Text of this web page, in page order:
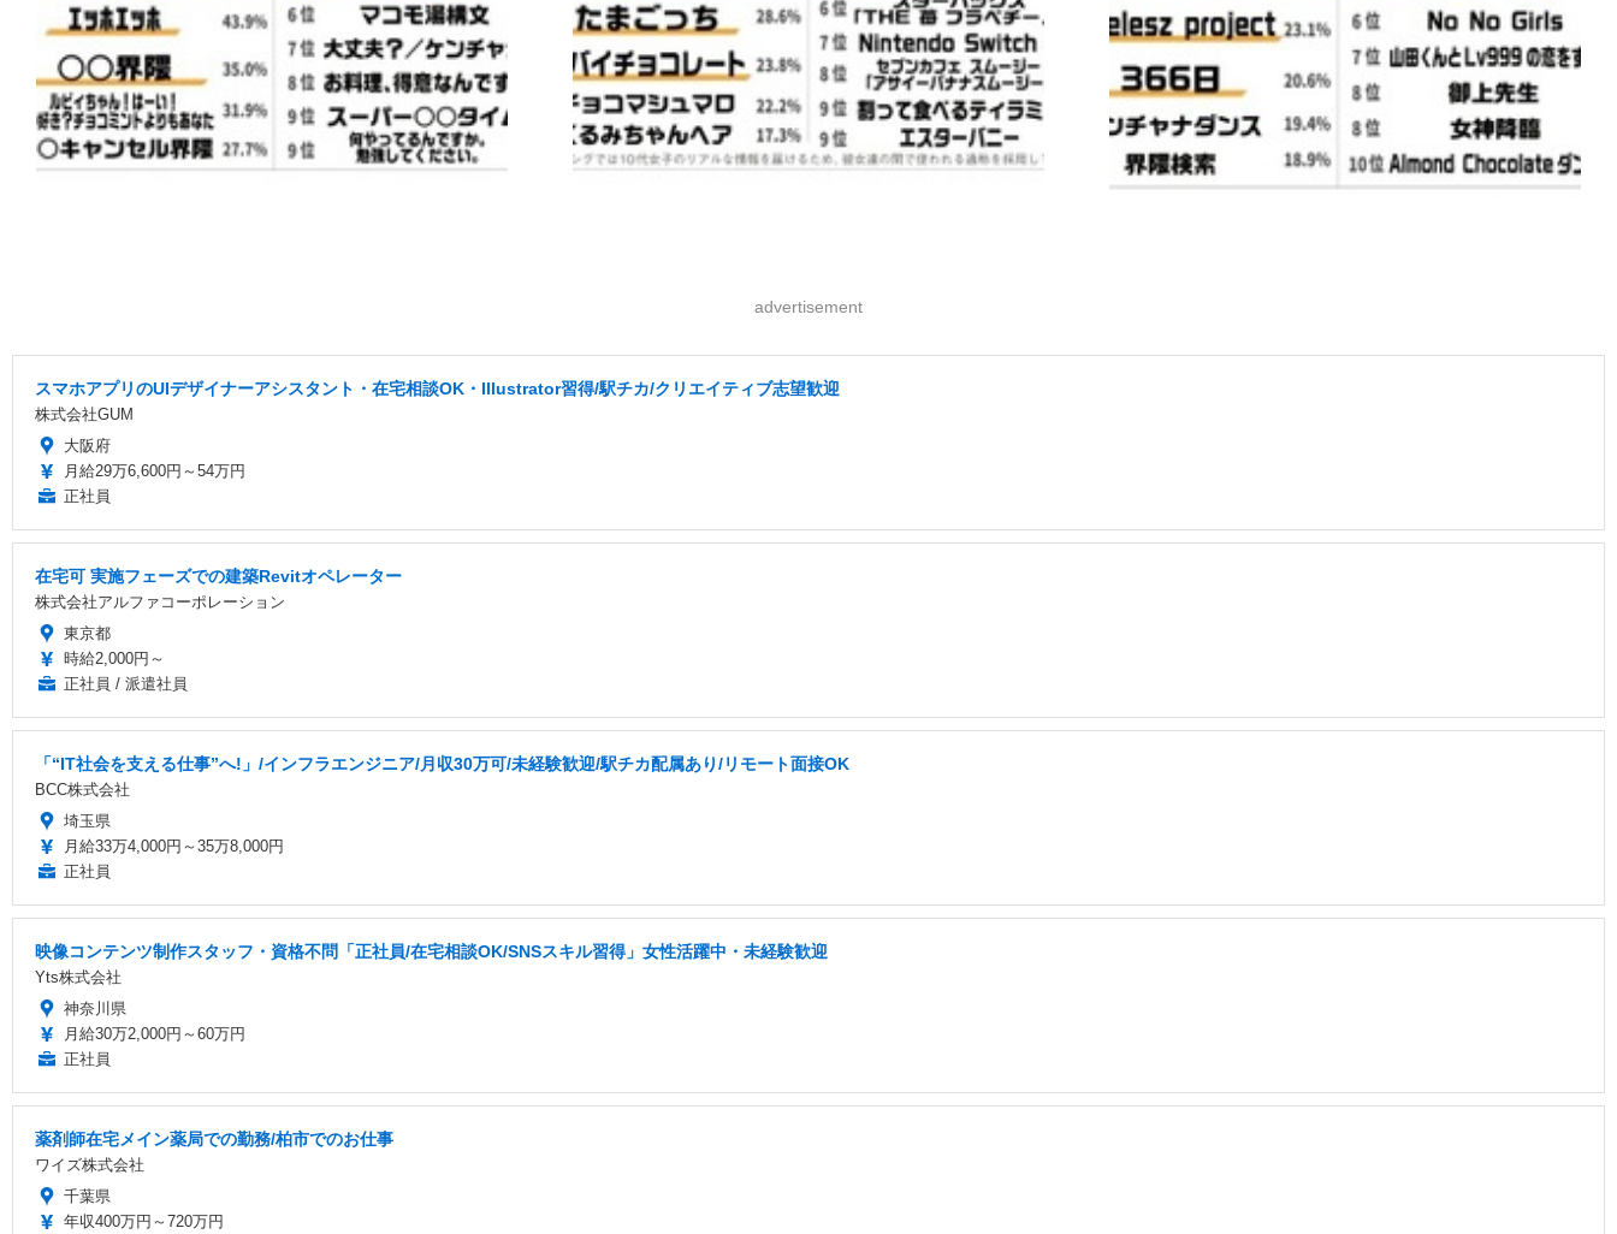
advertisement
スマホアプリのUIデザイナーアシスタント・在宅相談OK・Illustrator習得/駅チカ/クリエイティブ志望歓迎
株式会社GUM
大阪府
月給29万6,600円～54万円
正社員
在宅可 実施フェーズでの建築Revitオペレーター
株式会社アルファコーポレーション
東京都
時給2,000円～
正社員 / 派遣社員
「“IT社会を支える仕事”へ!」/インフラエンジニア/月収30万可/未経験歓迎/駅チカ配属あり/リモート面接OK
BCC株式会社
埼玉県
月給33万4,000円～35万8,000円
正社員
映像コンテンツ制作スタッフ・資格不問「正社員/在宅相談OK/SNSスキル習得」女性活躍中・未経験歓迎
Yts株式会社
神奈川県
月給30万2,000円～60万円
正社員
薬剤師在宅メイン薬局での勤務/柏市でのお仕事
ワイズ株式会社
千葉県
年収400万円～720万円